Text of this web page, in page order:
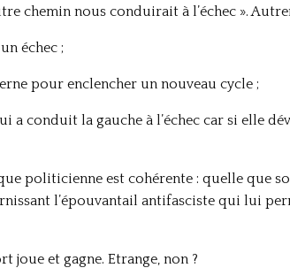
chemin nous conduirait à l’échec ».
échec ;
pour enclencher un nouveau cycle ;
conduit la gauche à l’échec car si elle
politicienne est cohérente : quelle que
l’épouvantail antifasciste qui lui
joue et gagne. Etrange, non ?